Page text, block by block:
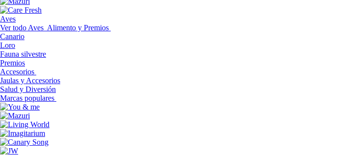
Aves
Ver todo Aves Alimento y Premios
Canario
Loro
Fauna silvestre
Premios
Accesorios
Jaulas y Accesorios
Salud y Diversión
Marcas populares